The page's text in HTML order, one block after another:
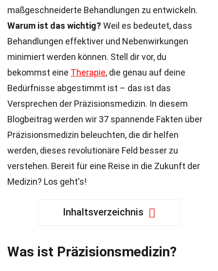
maßgeschneiderte Behandlungen zu entwickeln.
Warum ist das wichtig? Weil es bedeutet, dass
Behandlungen effektiver und Nebenwirkungen
minimiert werden können. Stell dir vor, du
bekommst eine Therapie, die genau auf deine
Bedürfnisse abgestimmt ist – das ist das
Versprechen der Präzisionsmedizin. In diesem
Blogbeitrag werden wir 37 spannende Fakten über
Präzisionsmedizin beleuchten, die dir helfen
werden, dieses revolutionäre Feld besser zu
verstehen. Bereit für eine Reise in die Zukunft der
Medizin? Los geht's!
Inhaltsverzeichnis
Was ist Präzisionsmedizin?